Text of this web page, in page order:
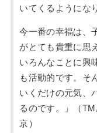
いてくるようにな
今一番の幸福は、
がとても貴重に思
いろんなことに興
も活動的です。そ
いくだけの元気、
るのです。」（
京）